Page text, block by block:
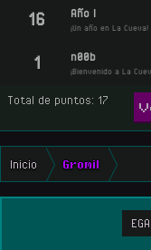
16 Año I
¡Un año en La
1 n00b
¡Bienvenido a La
Total de puntos: 17
Inicio Gromil
EGA